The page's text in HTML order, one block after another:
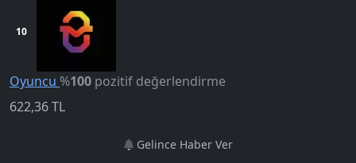
5.0
10
Oyuncu %100 pozitif değerlendirme
622,36TL
Gelince Haber Ver